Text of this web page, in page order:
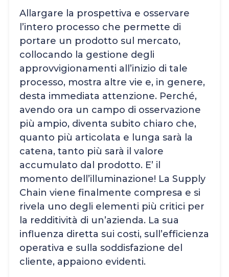
Allargare la prospettiva e osservare
l’intero processo che permette di
portare un prodotto sul mercato,
collocando la gestione degli
approvvigionamenti all’inizio di tale
processo, mostra altre vie e, in genere,
desta immediata attenzione. Perché,
avendo ora un campo di osservazione
più ampio, diventa subito chiaro che,
quanto più articolata e lunga sarà la
catena, tanto più sarà il valore
accumulato dal prodotto. E’ il
momento dell’illuminazione! La Supply
Chain viene finalmente compresa e si
rivela uno degli elementi più critici per
la redditività di un’azienda. La sua
influenza diretta sui costi, sull’efficienza
operativa e sulla soddisfazione del
cliente, appaiono evidenti.